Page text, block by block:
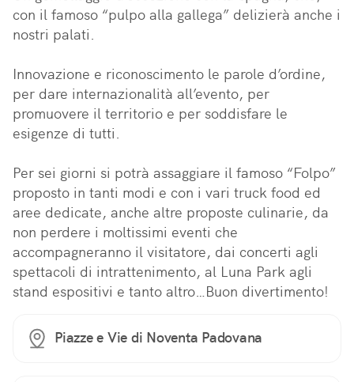
con il famoso “pulpo alla gallega” delizierà anche i
nostri palati.
Innovazione e riconoscimento le parole d’ordine,
per dare internazionalità all’evento, per
promuovere il territorio e per soddisfare le
esigenze di tutti.
Per sei giorni si potrà assaggiare il famoso “Folpo”
proposto in tanti modi e con i vari truck food ed
aree dedicate, anche altre proposte culinarie, da
non perdere i moltissimi eventi che
accompagneranno il visitatore, dai concerti agli
spettacoli di intrattenimento, al Luna Park agli
stand espositivi e tanto altro…Buon divertimento!
Piazze e Vie di Noventa Padovana